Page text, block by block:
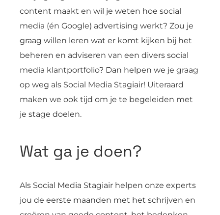
content maakt en wil je weten hoe social
media (én Google) advertising werkt? Zou je
graag willen leren wat er komt kijken bij het
beheren en adviseren van een divers social
media klantportfolio? Dan helpen we je graag
op weg als Social Media Stagiair! Uiteraard
maken we ook tijd om je te begeleiden met
je stage doelen.
Wat ga je doen?
Als Social Media Stagiair helpen onze experts
jou de eerste maanden met het schrijven en